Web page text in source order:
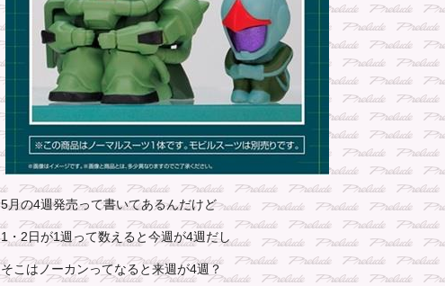
5月の4週発売って書いてあるんだけど
1・2日が1週って数えると今週が4週だし
そこはノーカンってなると来週が4週？